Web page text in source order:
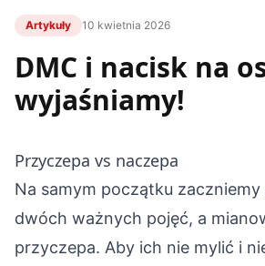
Artykuły 10 kwietnia 2026
DMC i nacisk na
wyjaśniamy!
Przyczepa vs naczepa
Na samym początku
dwóch ważnych pojęć, a
przyczepa. Aby ich nie mylić i